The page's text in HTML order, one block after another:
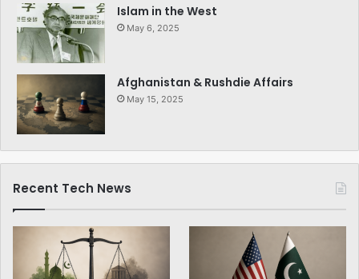
Islam in the West
May 6, 2025
Afghanistan & Rushdie Affairs
May 15, 2025
Recent Tech News